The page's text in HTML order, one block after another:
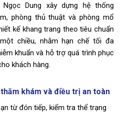
Ngọc Dung xây dựng hệ thống
phòng thủ thuật và phòng mổ
kế khang trang theo tiêu chuẩn
chiều, nhằm hạn chế tối đa
khuẩn và hỗ trợ quá trình phục
khách hàng.
khám và điều trị an toàn
từ đón tiếp, kiểm tra thể trạng